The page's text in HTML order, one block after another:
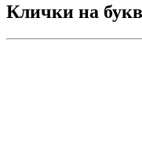
Клички на